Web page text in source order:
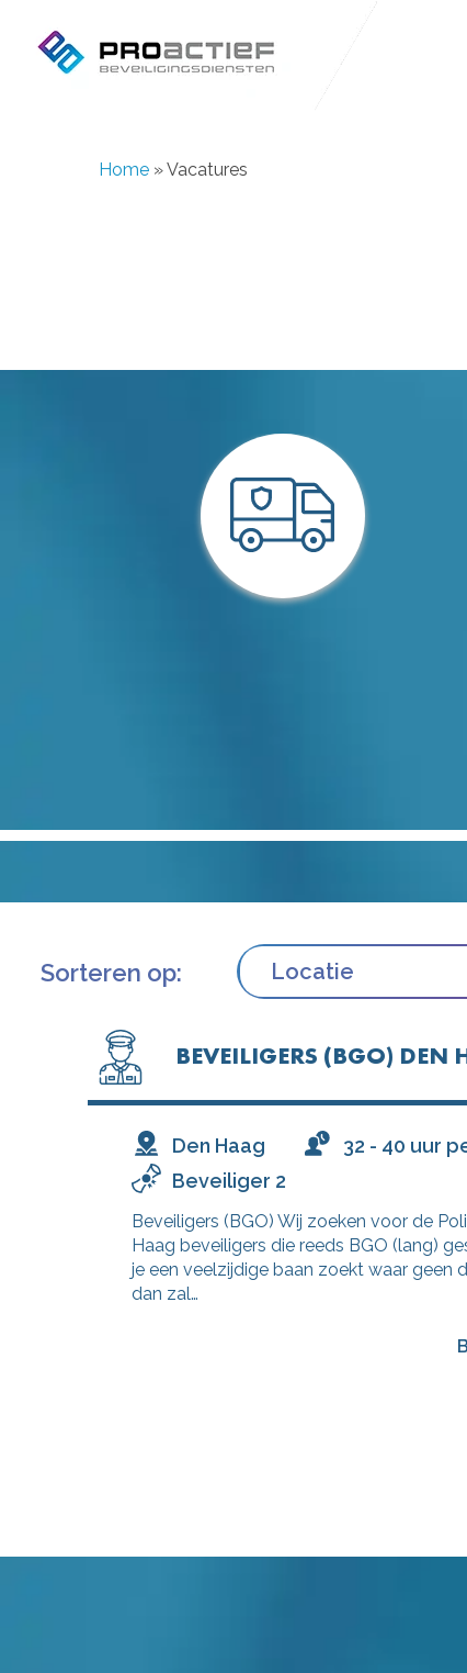
Home »Vacatures
Sorteren op: Locatie
BEVEILIGERS (BGO) DEN
Den Haag
32 - 40 uur
Beveiliger 2
Beveiligers (BGO) Wij zoeken voor de
Haag beveiligers die reeds BGO (lang)
je een veelzijdige baan zoekt waar geen
dan zal…